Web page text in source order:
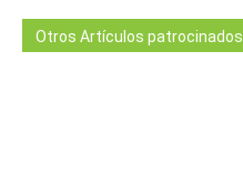
Otros Artículos patrocinados